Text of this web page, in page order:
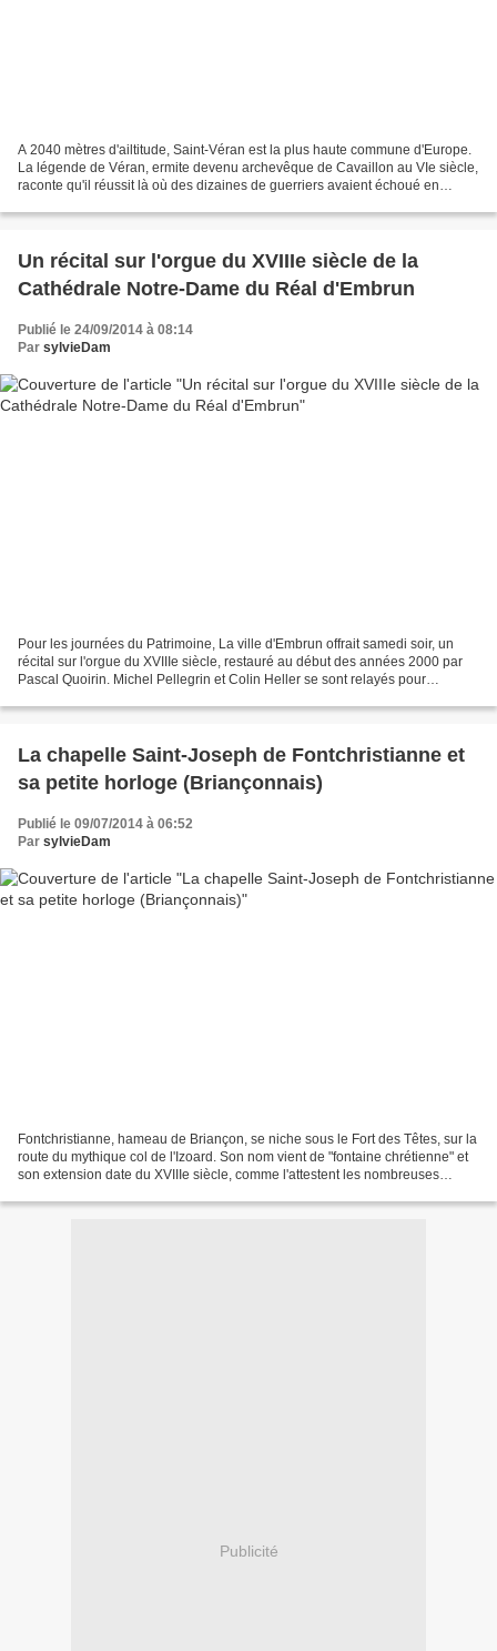
A 2040 mètres d'ailtitude, Saint-Véran est la plus haute commune d'Europe.
La légende de Véran, ermite devenu archevêque de Cavaillon au VIe siècle,
raconte qu'il réussit là où des dizaines de guerriers avaient échoué en
Un récital sur l'orgue du XVIIIe siècle de la
Cathédrale Notre-Dame du Réal d'Embrun
Publié le 24/09/2014 à 08:14
Par sylvieDam
Pour les journées du Patrimoine, La ville d'Embrun offrait samedi soir, un
récital sur l'orgue du XVIIIe siècle, restauré au début des années 2000 par
Pascal Quoirin. Michel Pellegrin et Colin Heller se sont relayés pour
La chapelle Saint-Joseph de Fontchristianne et
sa petite horloge (Briançonnais)
Publié le 09/07/2014 à 06:52
Par sylvieDam
Fontchristianne, hameau de Briançon, se niche sous le Fort des Têtes, sur la
route du mythique col de l'Izoard. Son nom vient de "fontaine chrétienne" et
son extension date du XVIIIe siècle, comme l'attestent les nombreuses
Publicité